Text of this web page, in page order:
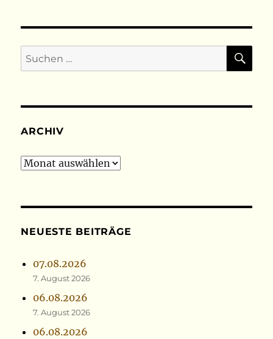
Suchen
nach:
ARCHIV
Archiv
NEUESTE BEITRÄGE
07.08.2026
7. August 2026
06.08.2026
7. August 2026
06.08.2026